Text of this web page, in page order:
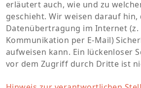
erläutert auch, wie und zu
geschieht. Wir weisen darauf hin,
Datenübertragung im Internet (z.
Kommunikation per E-Mail)
aufweisen kann. Ein lückenloser
vor dem Zugriff durch Dritte ist